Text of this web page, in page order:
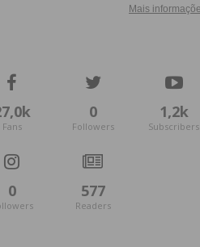
Fans
0
Followers
1,2k
Subscribers
0 577
Readers